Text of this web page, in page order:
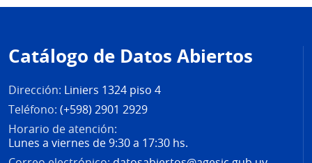
de
página
Catálogo de Datos Abiertos
Dirección: Liniers 1324 piso 4
Teléfono: (+598) 2901 2929
Horario de atención:
Lunes a viernes de 9:30 a 17:30 hs.